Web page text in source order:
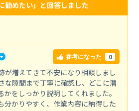
勧めたい」と回答しました
参考になった 0
が増えてきて不安になり相談しまし
な隙間まで丁寧に確認し、どこに潜
かをしっかり説明してくれました。
分かりやすく、作業内容に納得した